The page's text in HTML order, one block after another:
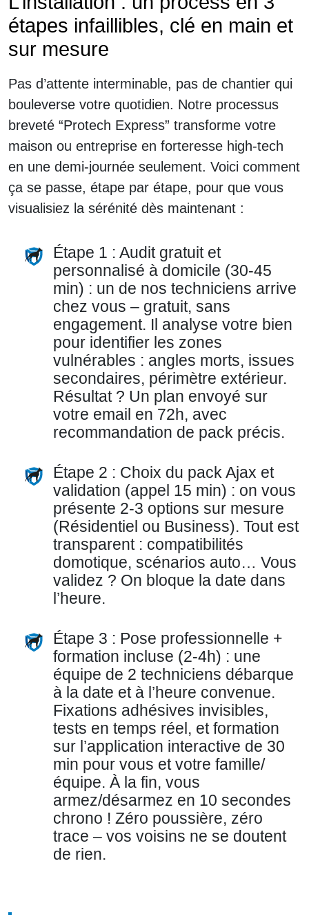
étapes infaillibles, clé en main et
sur mesure
Pas d’attente interminable, pas de chantier qui
bouleverse votre quotidien. Notre processus
breveté “Protech Express” transforme votre
maison ou entreprise en forteresse high-tech
en une demi-journée seulement. Voici comment
ça se passe, étape par étape, pour que vous
visualisiez la sérénité dès maintenant :
Étape 1 : Audit gratuit et
personnalisé à domicile (30-45
min) : un de nos techniciens arrive
chez vous – gratuit, sans
engagement. Il analyse votre bien
pour identifier les zones
vulnérables : angles morts, issues
secondaires, périmètre extérieur.
Résultat ? Un plan envoyé sur
votre email en 72h, avec
recommandation de pack précis.
Étape 2 : Choix du pack Ajax et
validation (appel 15 min) : on vous
présente 2-3 options sur mesure
(Résidentiel ou Business). Tout est
transparent : compatibilités
domotique, scénarios auto… Vous
validez ? On bloque la date dans
l’heure.
Étape 3 : Pose professionnelle +
formation incluse (2-4h) : une
équipe de 2 techniciens débarque
à la date et à l’heure convenue.
Fixations adhésives invisibles,
tests en temps réel, et formation
sur l’application interactive de 30
min pour vous et votre famille/
équipe. À la fin, vous
armez/désarmez en 10 secondes
chrono ! Zéro poussière, zéro
trace – vos voisins ne se doutent
de rien.